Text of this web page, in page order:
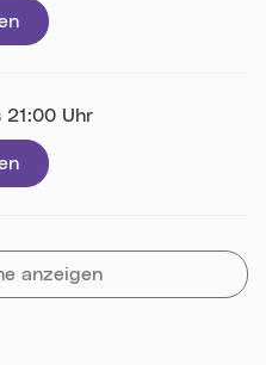
21:00 Uhr
anzeigen